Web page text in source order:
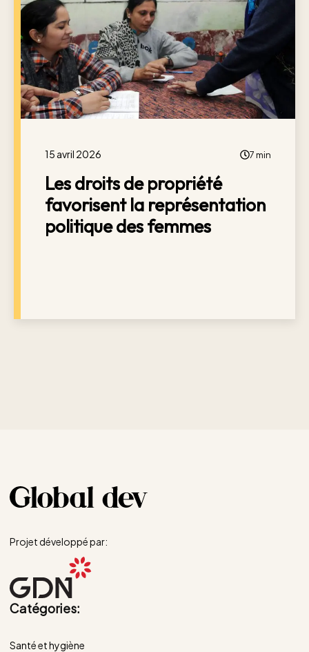
15 avril 2026 7 min
Les droits de propriété
favorisent la représentation
politique des femmes
Projet développé par:
Catégories:
Santé et hygiène